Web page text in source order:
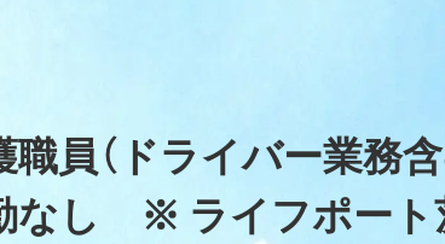
職員（ドライバー業務
なし ※ ライフポート